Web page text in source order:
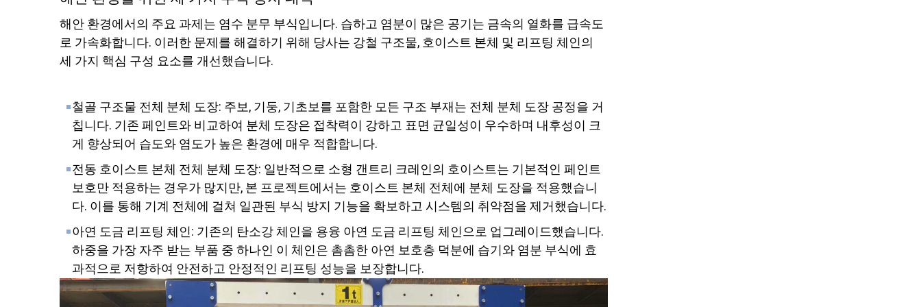
해안 환경에서의 주요 과제는 염수 분무 부식입니다. 습하고 염분이 많은 공기는 금속의 열화를 급속도
로 가속화합니다. 이러한 문제를 해결하기 위해 당사는 강철 구조물, 호이스트 본체 및 리프팅 체인의
세 가지 핵심 구성 요소를 개선했습니다.
철골 구조물 전체 분체 도장: 주보, 기둥, 기초보를 포함한 모든 구조 부재는 전체 분체 도장 공정을 거
칩니다. 기존 페인트와 비교하여 분체 도장은 접착력이 강하고 표면 균일성이 우수하며 내후성이 크
게 향상되어 습도와 염도가 높은 환경에 매우 적합합니다.
전동 호이스트 본체 전체 분체 도장: 일반적으로 소형 갠트리 크레인의 호이스트는 기본적인 페인트
보호만 적용하는 경우가 많지만, 본 프로젝트에서는 호이스트 본체 전체에 분체 도장을 적용했습니
다. 이를 통해 기계 전체에 걸쳐 일관된 부식 방지 기능을 확보하고 시스템의 취약점을 제거했습니다.
아연 도금 리프팅 체인: 기존의 탄소강 체인을 용융 아연 도금 리프팅 체인으로 업그레이드했습니다.
하중을 가장 자주 받는 부품 중 하나인 이 체인은 촘촘한 아연 보호층 덕분에 습기와 염분 부식에 효
과적으로 저항하여 안전하고 안정적인 리프팅 성능을 보장합니다.